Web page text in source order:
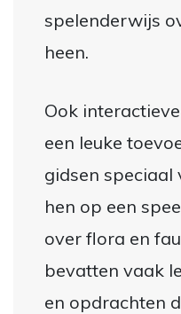
spelenderwijs
heen.
Ook
een leuke
gidsen speciaal
hen op een
over flora en
bevatten vaak
en opdrachten